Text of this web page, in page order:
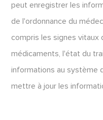
peut enregistrer les
de l'ordonnance du
compris les signes vitaux
médicaments, l'état du
informations au système
mettre à jour les